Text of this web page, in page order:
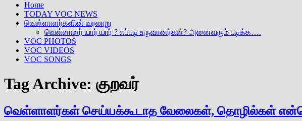
Home
TODAY VOC NEWS
வெள்ளாளர்களின் வரலாறு
வெள்ளாளர் யார் யார் ? எப்படி உருவானர்கள்? அனைவரும் படிக்க….
VOC PHOTOS
VOC VIDEOS
VOC SONGS
Tag Archive: குறவர்
வெள்ளாளர்கள் செய்யக்கூடாத வேலைகள், தொழில்கள்